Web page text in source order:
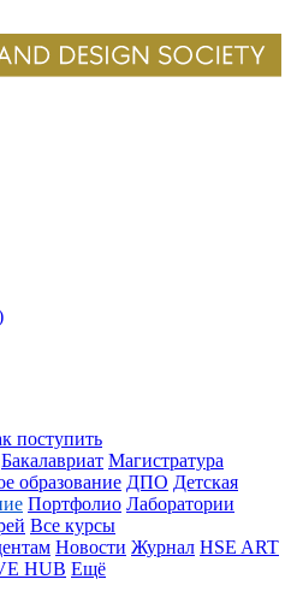
поступить
Бакалавриат Магистратура
образование ДПО Детская
Портфолио Лаборатории
Все курсы
Новости Журнал HSE ART
HUB Ещё